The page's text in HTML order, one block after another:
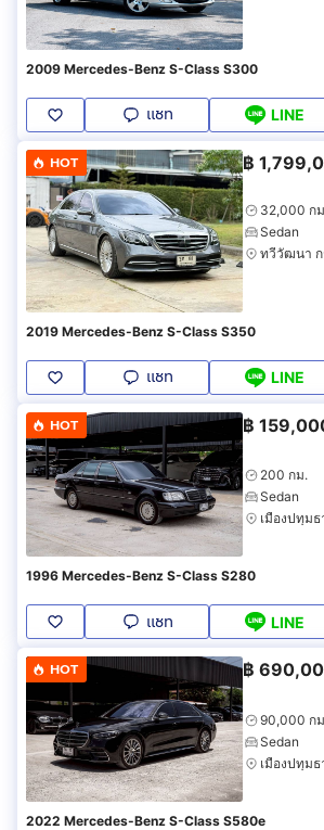
2009 Mercedes-Benz S-Class S300
แชท LINE
HOT ฿
32,000 ก
Sedan
ทวีวัฒนา ก
2019 Mercedes-Benz S-Class S350
แชท LINE
HOT ฿
200 กม.
Sedan
เมืองปทุม
1996 Mercedes-Benz S-Class S280
แชท LINE
HOT ฿
90,000 ก
Sedan
เมืองปทุม
2022 Mercedes-Benz S-Class S580e